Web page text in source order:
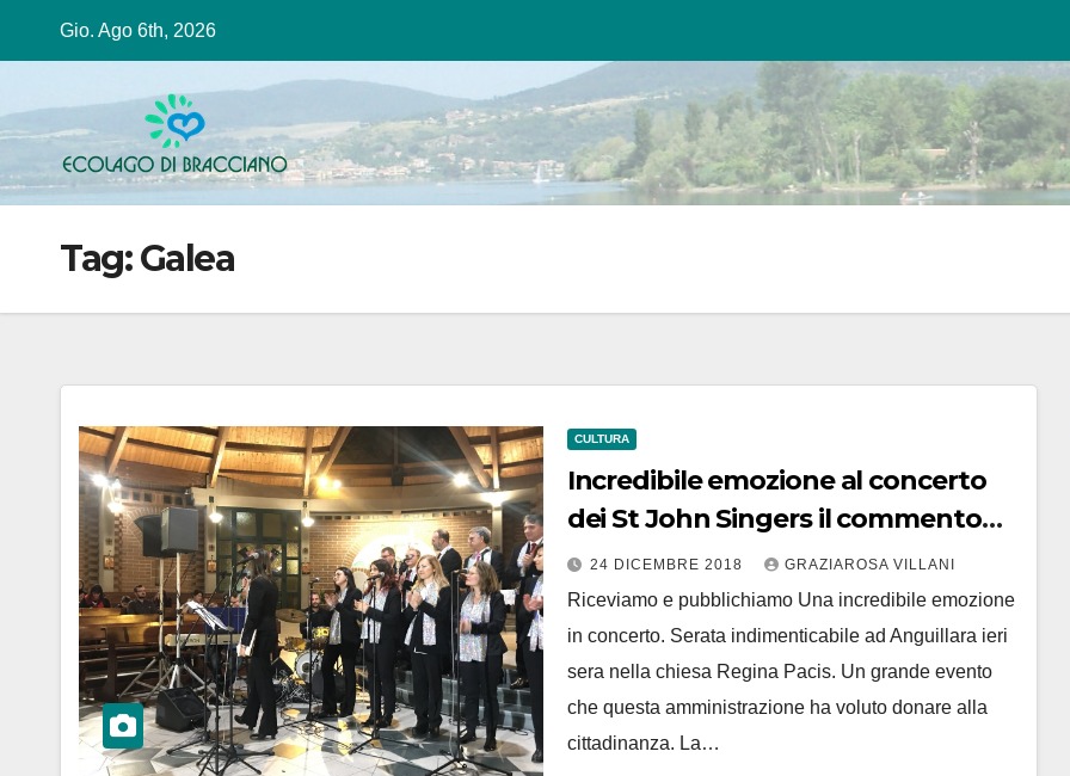
Gio. Ago 6th, 2026
Tag:Galea
CULTURA
Incredibile emozione al concerto
dei St John Singers il commento
dell’amministrazione comunale
24 DICEMBRE 2018 GRAZIAROSA VILLANI
Riceviamo e pubblichiamo Una incredibile emozione
in concerto. Serata indimenticabile ad Anguillara ieri
sera nella chiesa Regina Pacis. Un grande evento
che questa amministrazione ha voluto donare alla
cittadinanza. La…